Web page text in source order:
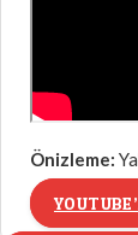
Önizleme: